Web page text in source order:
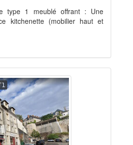
type 1 meublé offrant : Une
kitchenette (mobilier haut et